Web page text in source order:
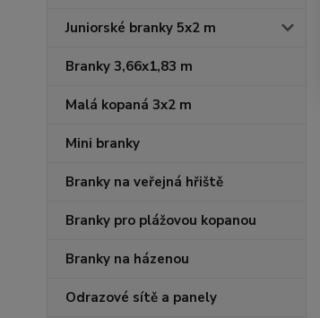
Juniorské branky 5x2 m
Branky 3,66x1,83 m
Malá kopaná 3x2 m
Mini branky
Branky na veřejná hřiště
Branky pro plážovou kopanou
Branky na házenou
Odrazové sítě a panely